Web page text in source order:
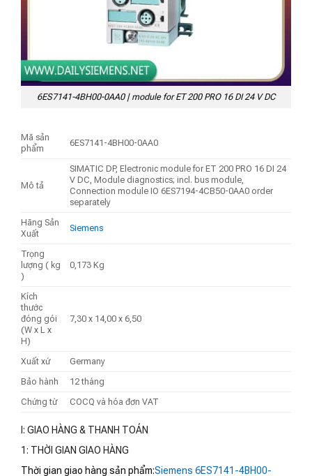
6ES7141-4BH00-0AA0 | module for ET 200 PRO 16 DI 24 V DC
Mã sản
phẩm
6ES7141-4BH00-0AA0
Mô tả
SIMATIC DP, Electronic module for ET 200 PRO 16 DI 24
V DC, Module diagnostics; incl. bus module,
Connection module IO 6ES7194-4CB50-0AA0 order
separately
Hãng Sản
Xuất
Siemens
Trọng
lượng ( kg
)
0,173 Kg
Kích
thước
đóng gói
(W x L x
H)
7,30 x 14,00 x 6,50
Xuất xứ
Germany
Bảo hành
12 tháng
Chứng từ
COCQ và hóa đơn VAT
I: GIAO HÀNG & THANH TOÁN
1: THỜI GIAN GIAO HÀNG
Thời gian giao hàng sản phẩm:Siemens 6ES7141-4BH00-